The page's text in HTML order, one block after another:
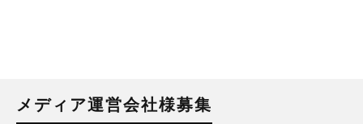
メディア運営会社様募集